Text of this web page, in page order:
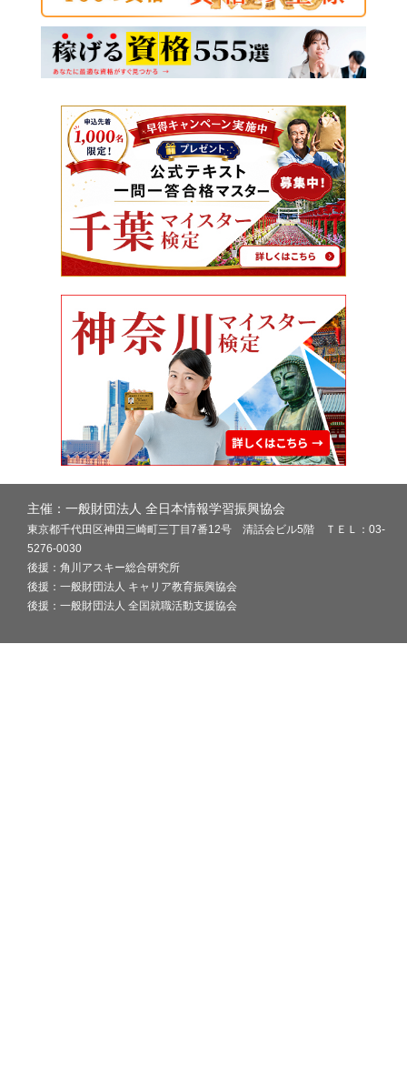
主催：一般財団法人 全日本情報学習振興協会
東京都千代田区神田三崎町三丁目7番12号 清話会ビル5階 ＴＥＬ：03-
5276-0030
後援：角川アスキー総合研究所
後援：一般財団法人 キャリア教育振興協会
後援：一般財団法人 全国就職活動支援協会